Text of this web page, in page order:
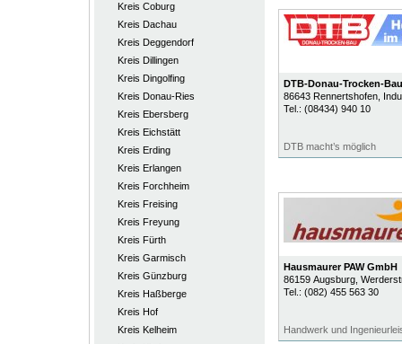
Kreis Coburg
Kreis Dachau
Kreis Deggendorf
Kreis Dillingen
Kreis Dingolfing
Kreis Donau-Ries
Kreis Ebersberg
Kreis Eichstätt
Kreis Erding
Kreis Erlangen
Kreis Forchheim
Kreis Freising
Kreis Freyung
Kreis Fürth
Kreis Garmisch
Kreis Günzburg
Kreis Haßberge
Kreis Hof
Kreis Kelheim
DTB-Donau-Trocken-
86643 Rennertshofen,
Tel.: (08434) 940 10
DTB macht’s möglich
Hausmaurer PAW GmbH
86159 Augsburg,
Tel.: (082) 455 563 30
Handwerk und